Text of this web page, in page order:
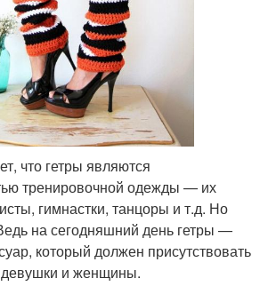
что гетры являются
тренировочной одежды — их
гимнастки, танцоры и т.д. Но
на сегодняшний день гетры —
который должен присутствовать
и женщины.